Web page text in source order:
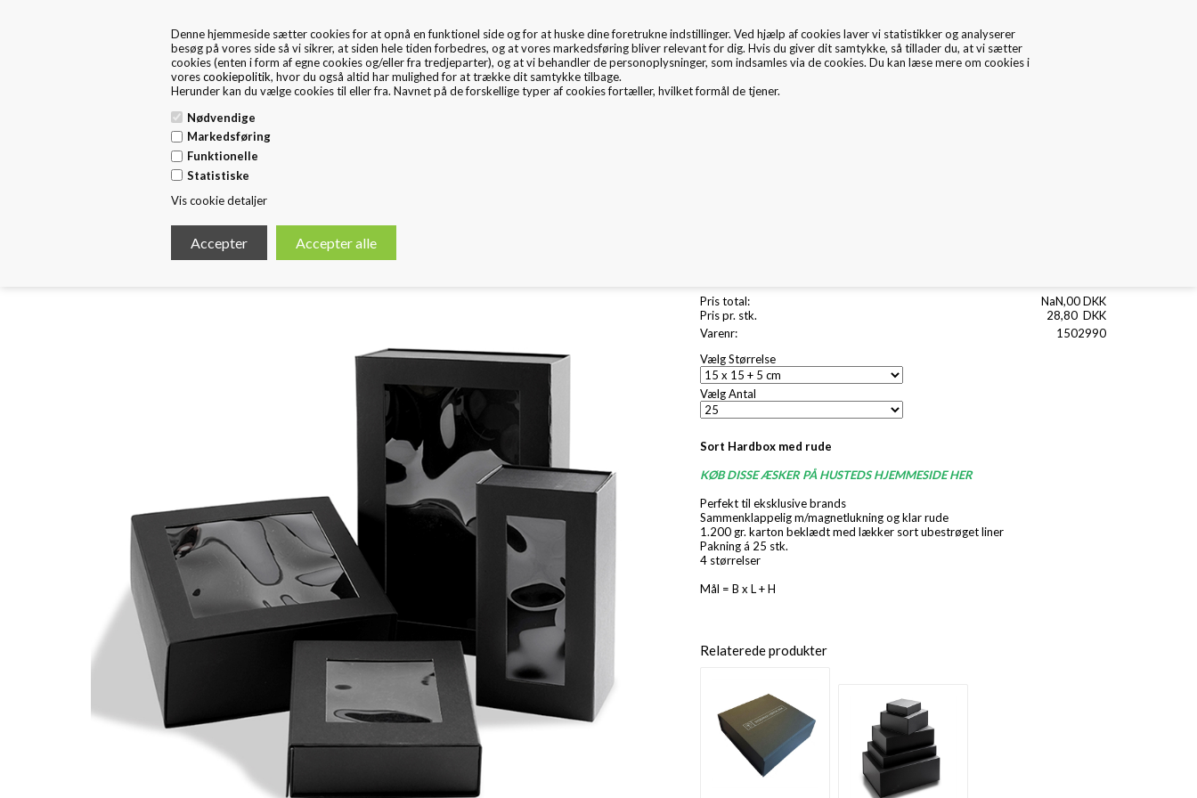
Denne hjemmeside sætter cookies for at opnå en funktionel side og for at huske dine foretrukne indstillinger. Ved hjælp af cookies laver vi statistikker og analyserer
besøg på vores side så vi sikrer, at siden hele tiden forbedres, og at vores markedsføring bliver relevant for dig. Hvis du giver dit samtykke, så tillader du, at vi sætter
cookies (enten i form af egne cookies og/eller fra tredjeparter), og at vi behandler de personoplysninger, som indsamles via de cookies. Du kan læse mere om cookies i
vorescookiepolitik, hvor du også altid har mulighed for at trække dit samtykke tilbage.
Herunder kan du vælge cookies til eller fra. Navnet på de forskellige typer af cookies fortæller, hvilket formål de tjener.
Nødvendige
Markedsføring
Funktionelle
Statistiske
Vis cookie detaljer
FRA 1. MAJ ER FRITEX PACKAGING EN DEL AF HUSTED EMBALLAGE
Forside Standard Emballage
Sort gaveæske med rude
Pris total:
NaN,00 DKK
Pris pr. stk.
28,80 DKK
Varenr:
1502990
Vælg Størrelse
Vælg Antal
Sort Hardbox med rude
KØB DISSE ÆSKER PÅ HUSTEDS HJEMMESIDE HER
Perfekt til eksklusive brands
Sammenklappelig m/magnetlukning og klar rude
1.200 gr. karton beklædt med lækker sort ubestrøget liner
Pakning á 25 stk.
4 størrelser
Mål = B x L + H
Relaterede produkter